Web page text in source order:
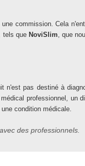
commission. Cela
tels que NoviSlim, que
pas destiné à
professionnel, un
condition médicale.
des professionnels.